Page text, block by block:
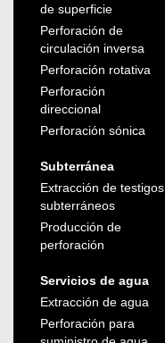
de superficie
Perforación de
circulación inversa
Perforación rotativa
Perforación
direccional
Perforación sónica
Subterránea
Extracción de testigos
subterráneos
Producción de
perforación
Servicios de agua
Extracción de agua
Perforación para